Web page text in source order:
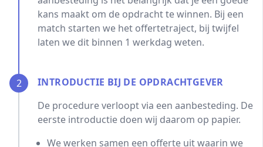
kans maakt om de opdracht te winnen. Bij een
match starten we het offertetraject, bij twijfel
laten we dit binnen 1 werkdag weten.
2
INTRODUCTIE BIJ DE OPDRACHTGEVER
De procedure verloopt via een aanbesteding. De
eerste introductie doen wij daarom op papier.
We werken samen een offerte uit waarin we